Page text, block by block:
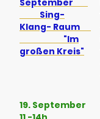
September
Sing-
Klang- Raum
"Im
großen Kreis"
19. September